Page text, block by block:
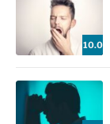
10.0